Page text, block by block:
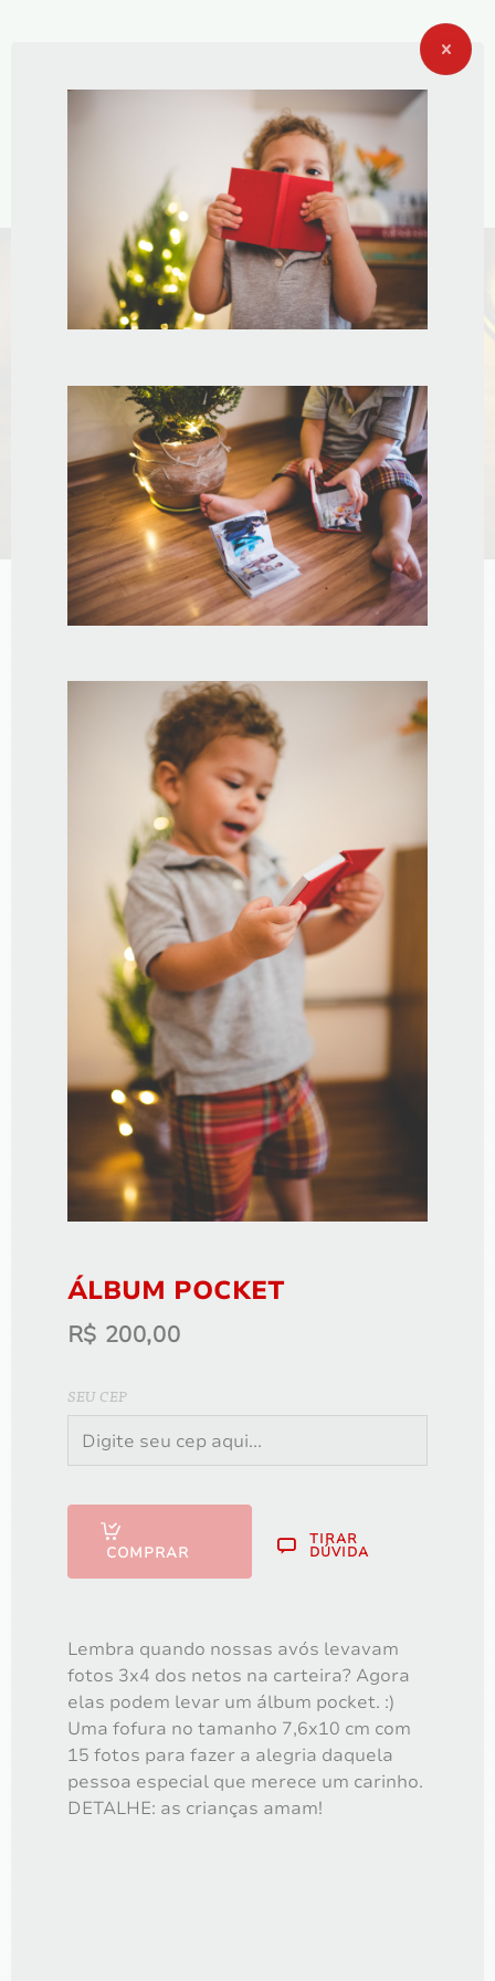
FOTO É NO
PAPEL
ÁLBUM LIVRO 20x25 com 60 fotos
R$1.200,00
FOTOLIVRO 29x20 com 50 fotos
R$500,00
ÁLBUM POCKET
R$ 200,00
SEU CEP
COMPRAR
TIRAR
DÚVIDA
Lembra quando nossas avós levavam
fotos 3x4 dos netos na carteira? Agora
elas podem levar um álbum pocket. :)
Uma fofura no tamanho 7,6x10 cm com
15 fotos para fazer a alegria daquela
pessoa especial que merece um carinho.
DETALHE: as crianças amam!